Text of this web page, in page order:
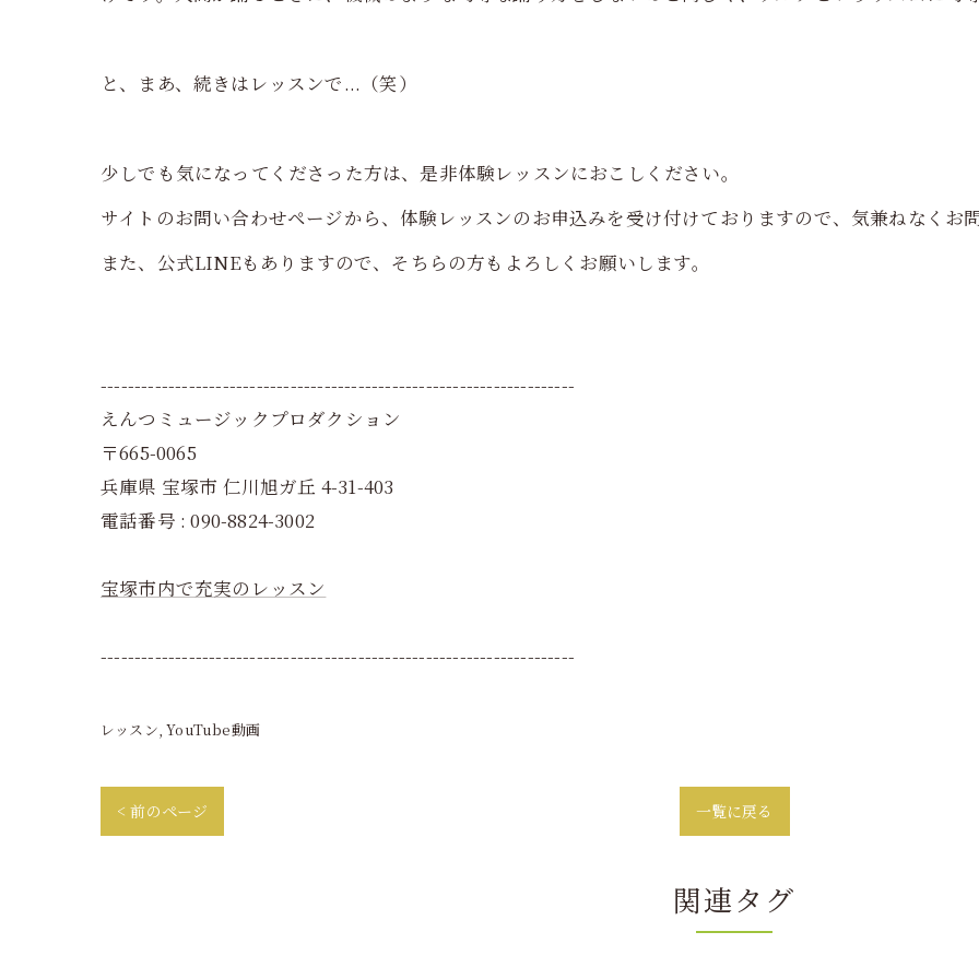
と、まあ、続きはレッスンで...（笑）
少しでも気になってくださった方は、是非体験レッスンにおこしください。
サイトのお問い合わせページから、体験レッスンのお申込みを受け付けておりますので、気兼ねなくお
また、公式LINEもありますので、そちらの方もよろしくお願いします。
----------------------------------------------------------------------
えんつミュージックプロダクション
〒665-0065
兵庫県 宝塚市 仁川旭ガ丘 4-31-403
電話番号 : 090-8824-3002
宝塚市内で充実のレッスン
----------------------------------------------------------------------
レッスン YouTube動画
< 前のページ 一覧に戻る
関連タグ